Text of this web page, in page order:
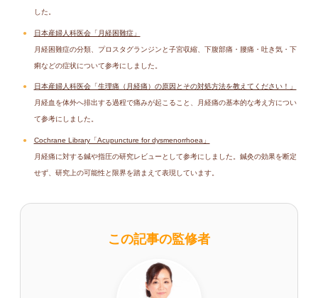
した。
日本産婦人科医会「月経困難症」
月経困難症の分類、プロスタグランジンと子宮収縮、下腹部痛・腰痛・吐き気・下
痢などの症状について参考にしました。
日本産婦人科医会「生理痛（月経痛）の原因とその対処方法を教えてください！」
月経血を体外へ排出する過程で痛みが起こること、月経痛の基本的な考え方につい
て参考にしました。
Cochrane Library「Acupuncture for dysmenorrhoea」
月経痛に対する鍼や指圧の研究レビューとして参考にしました。鍼灸の効果を断定
せず、研究上の可能性と限界を踏まえて表現しています。
この記事の監修者